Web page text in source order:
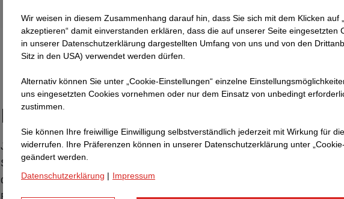
Heute die Applikationen von morgen
Jelena Sekic arbeitet als Application Managerin in der
STRABAG am Standort Stuttgart. Ihr daily business: die Betreuung
der Applikationen von morgen. Dabei arbeitet sie eng mit den
Baustellen, den Product Ownern und Softwareentwickler:innen sowie
Wir weisen in diesem Zusammenhang darauf hin, dass Sie sich mit dem Klicken auf
akzeptieren“ damit ein­ver­standen erklären, dass die auf unserer Seite eingesetzten
in unserer Datenschutzerklärung dargestellten Umfang von uns und von den
Sitz in den USA) verwendet werden dürfen.
Alternativ können Sie unter „Cookie-Einstellungen“ einzelne
uns eingesetzten Cookies vornehmen oder nur dem Einsatz von unbedingt
zustimmen.
Sie können Ihre freiwillige Einwilligung selbstverständlich jederzeit mit Wirkung für
widerrufen. Ihre Prä­fe­renzen können in unserer Datenschutzerklärung unter
geändert werden.
Datenschutzerklärung | Impressum